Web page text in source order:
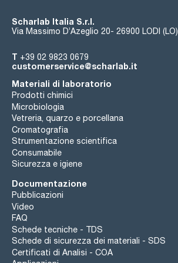
Scharlab Italia S.r.l.
Via Massimo D’Azeglio 20- 26900 LODI (LO)
T +39 02 9823 0679
customerservice@scharlab.it
Materiali di laboratorio
Prodotti chimici
Microbiologia
Vetreria, quarzo e porcellana
Cromatografia
Strumentazione scientifica
Consumabile
Sicurezza e igiene
Documentazione
Pubblicazioni
Video
FAQ
Schede tecniche - TDS
Schede di sicurezza dei materiali - SDS
Certificati di Analisi - COA